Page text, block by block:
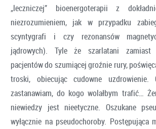
„leczniczej” bioenergoterapii z
niezrozumieniem, jak w przypadku
scyntygrafi i czy rezonansów
jądrowych). Tyle że szarlatani zamiast
pacjentów do szumiącej groźnie rury,
troski, obiecując cudowne uzdrowienie.
zastanawiam, do kogo wolałbym trafić…
niewiedzy jest nieetyczne. Oszukane
wyłącznie na pseudochoroby. Postępująca